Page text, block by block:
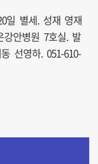
일 별세. 성재 영재
안병원 7호실. 발
선영하. 051-610-